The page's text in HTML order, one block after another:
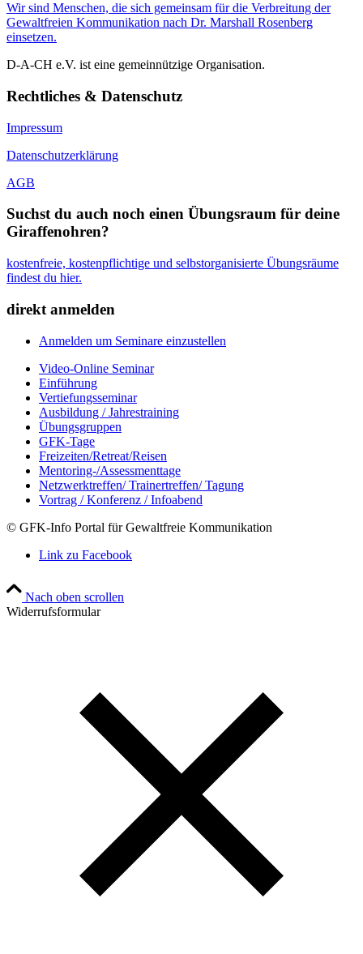
Wir sind Menschen, die sich gemeinsam für die Verbreitung der
Gewaltfreien Kommunikation nach Dr. Marshall Rosenberg
einsetzen.
D-A-CH e.V. ist eine gemeinnützige Organisation.
Rechtliches & Datenschutz
Impressum
Datenschutzerklärung
AGB
Suchst du auch noch einen Übungsraum für deine
Giraffenohren?
kostenfreie, kostenpflichtige und selbstorganisierte Übungsräume
findest du hier.
direkt anmelden
Anmelden um Seminare einzustellen
Video-Online Seminar
Einführung
Vertiefungsseminar
Ausbildung / Jahrestraining
Übungsgruppen
GFK-Tage
Freizeiten/Retreat/Reisen
Mentoring-/Assessmenttage
Netzwerktreffen/ Trainertreffen/ Tagung
Vortrag / Konferenz / Infoabend
© GFK-Info Portal für Gewaltfreie Kommunikation
Link zu Facebook
Nach oben scrollen
Widerrufsformular